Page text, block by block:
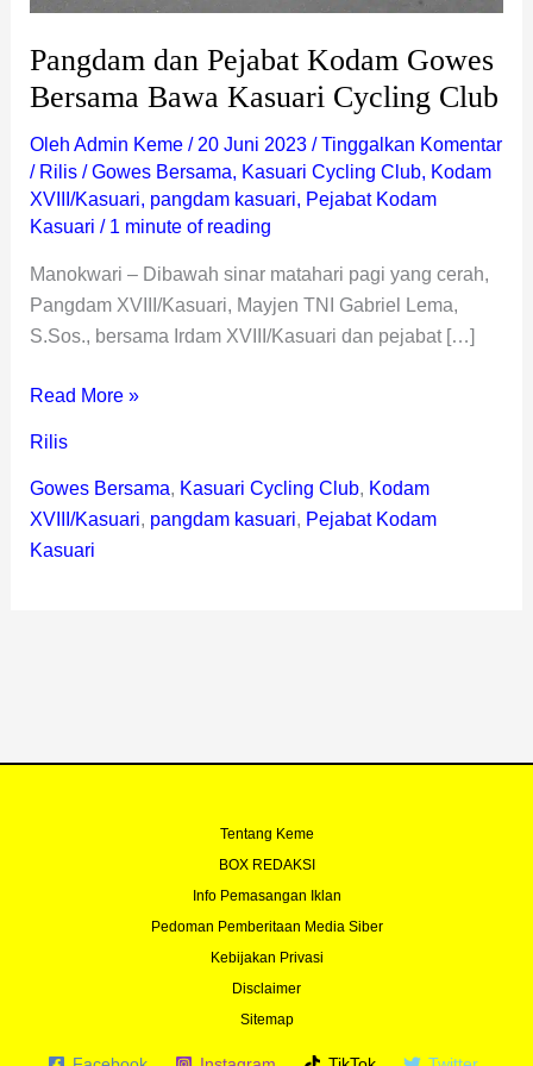
Pangdam dan Pejabat Kodam Gowes
Bersama Bawa Kasuari Cycling Club
Oleh Admin Keme / 20 Juni 2023 / Tinggalkan Komentar
/ Rilis/ Gowes Bersama, Kasuari Cycling Club, Kodam
XVIII/Kasuari, pangdam kasuari, Pejabat Kodam
Kasuari / 1 minute of reading
Manokwari – Dibawah sinar matahari pagi yang cerah,
Pangdam XVIII/Kasuari, Mayjen TNI Gabriel Lema,
S.Sos., bersama Irdam XVIII/Kasuari dan pejabat […]
Read More »
Rilis
Gowes Bersama, Kasuari Cycling Club, Kodam
XVIII/Kasuari, pangdam kasuari, Pejabat Kodam
Kasuari
Tentang Keme
BOX REDAKSI
Info Pemasangan Iklan
Pedoman Pemberitaan Media Siber
Kebijakan Privasi
Disclaimer
Sitemap